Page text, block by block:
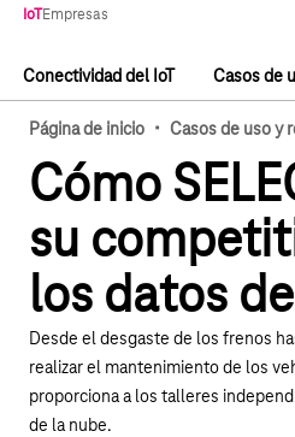
IoTEmpresas
Navegación principal
Conectividad del IoT Casos de
Página de inicio · Casos de uso y
Cómo
su
los datos
Desde el desgaste de los frenos
realizar el mantenimiento de los
proporciona a los talleres
de la nube.